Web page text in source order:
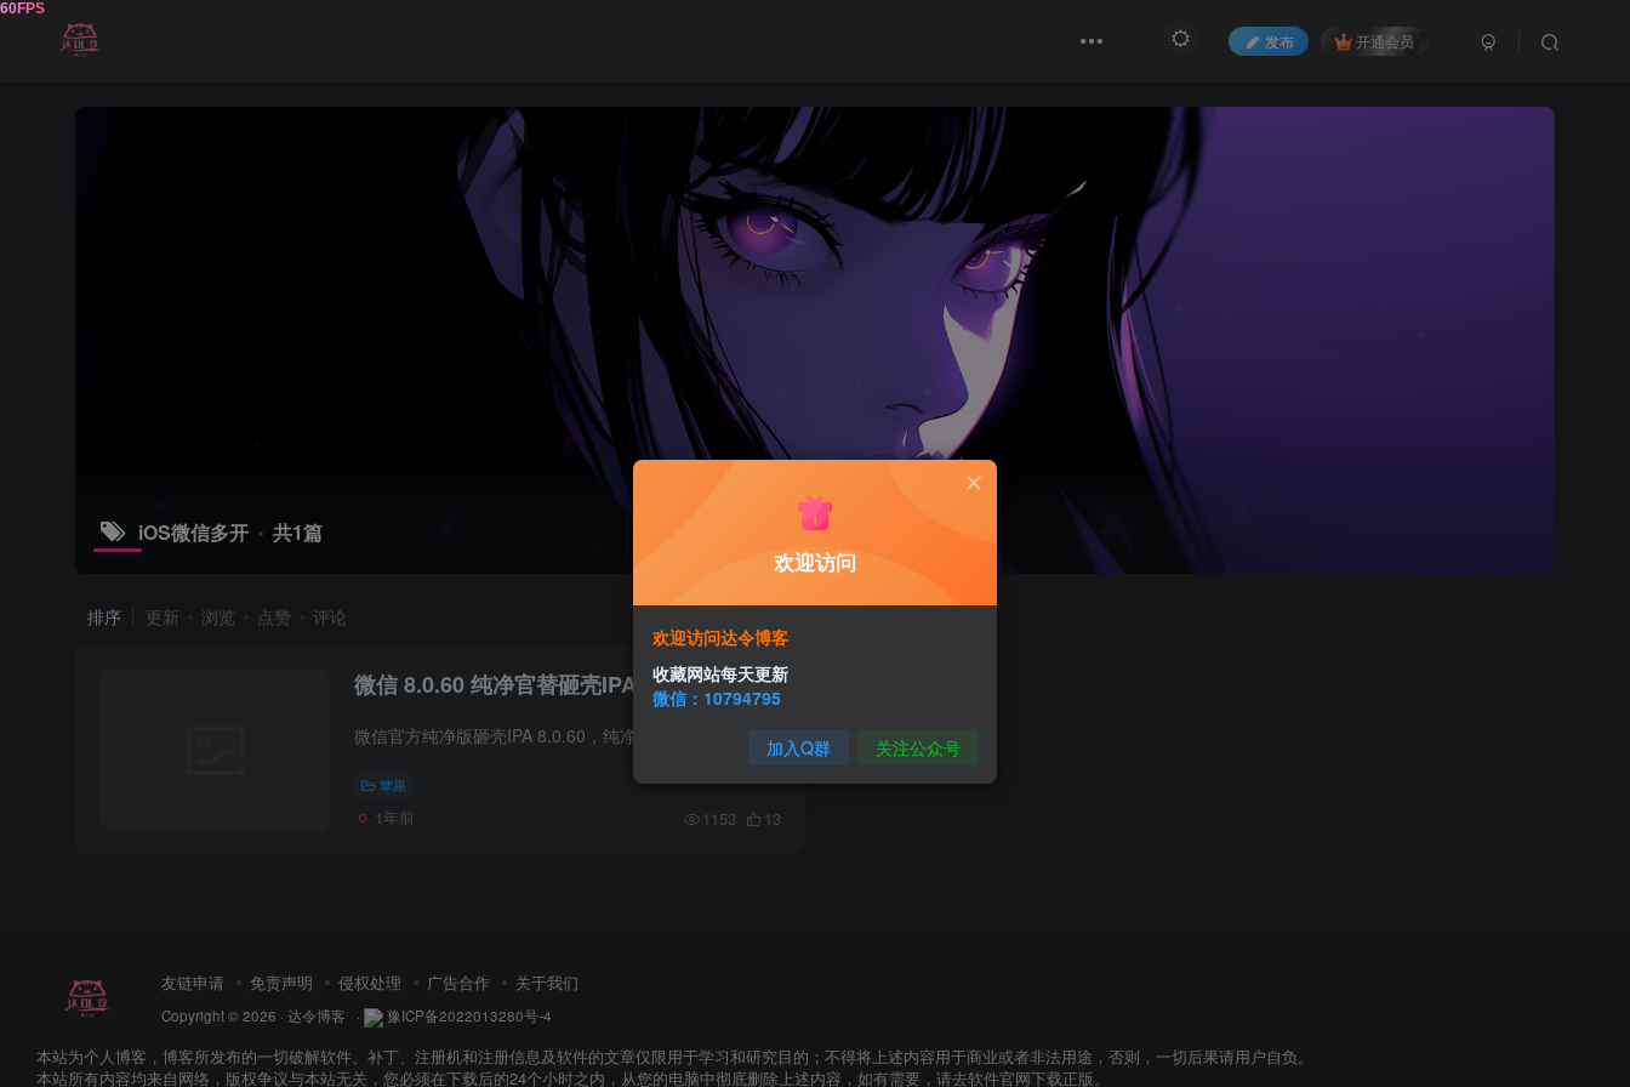
发布 开通会员
iOS微信多开 共1篇
排序 更新 浏览 点赞 评论
微信 8.0.60 纯净官替砸壳IPA
微信官方纯净版砸壳IPA 8.0.60，纯净版就是ID未修改，没有注入插件版的微信IPA安装包。 微信版本 8.0.60 兼容性 iPhone：iOS 14.0+ iPad：iPadOS 14.0+ 版本说明 AppStore商店正式版； 全权限iP...
苹果
1年前 1153 13
友链申请 免责声明 侵权处理 广告合作 关于我们
Copyright © 2026 · 达令博客 · 豫ICP备2022013280号-4
本站为个人博客，博客所发布的一切破解软件、补丁、注册机和注册信息及软件的文章仅限用于学习和研究目的；不得将上述内容用于商业或者非法用途，否则，一切后果请用户自负。
本站所有内容均来自网络，版权争议与本站无关，您必须在下载后的24个小时之内，从您的电脑中彻底删除上述内容，如有需要，请去软件官网下载正版。
欢迎访问
欢迎访问达令博客
收藏网站每天更新
微信：10794795
加入Q群 关注公众号